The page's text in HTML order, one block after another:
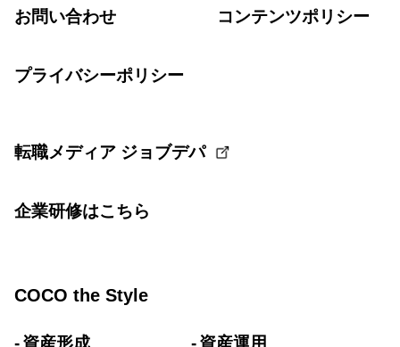
お問い合わせ コンテンツポリシー
プライバシーポリシー
転職メディア ジョブデパ
企業研修はこちら
COCO the Style
資産形成 資産運用